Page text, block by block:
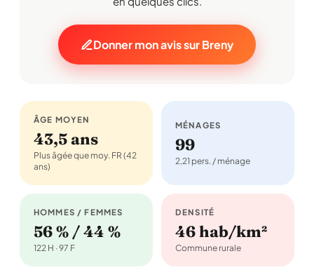
Donner mon avis sur Breny
ÂGE MOYEN
43,5 ans
Plus âgée que moy. FR (42
ans)
MÉNAGES
99
2,21 pers. / ménage
HOMMES / FEMMES
56 % / 44 %
122 H · 97 F
DENSITÉ
46 hab/km²
Commune rurale